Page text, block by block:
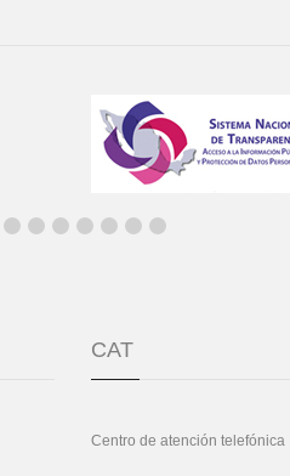
CAT
Centro de atención telefónica